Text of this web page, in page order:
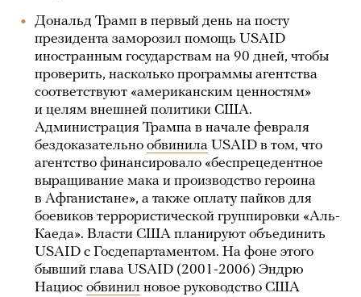
Дональд Трамп в первый день на посту
президента заморозил помощь USAID
иностранным государствам на 90 дней, чтобы
проверить, насколько программы агентства
соответствуют «американским ценностям»
и целям внешней политики США.
Администрация Трампа в начале февраля
бездоказательно обвинила USAID в том, что
агентство финансировало «беспрецедентное
выращивание мака и производство героина
в Афганистане», а также оплату пайков для
боевиков террористической группировки «Аль-
Каеда». Власти США планируют объединить
USAID с Госдепартаментом. На фоне этого
бывший глава USAID (2001-2006) Эндрю
Нациос обвинил новое руководство США